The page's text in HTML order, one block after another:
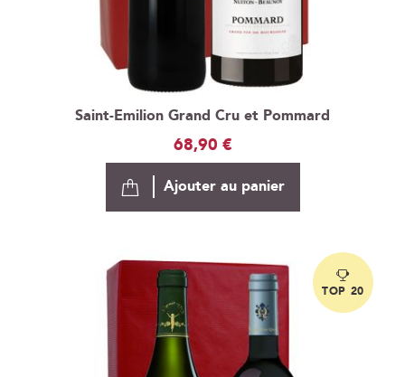
Saint-Emilion Grand Cru et Pommard
68,90 €
Ajouter au panier
TOP 20